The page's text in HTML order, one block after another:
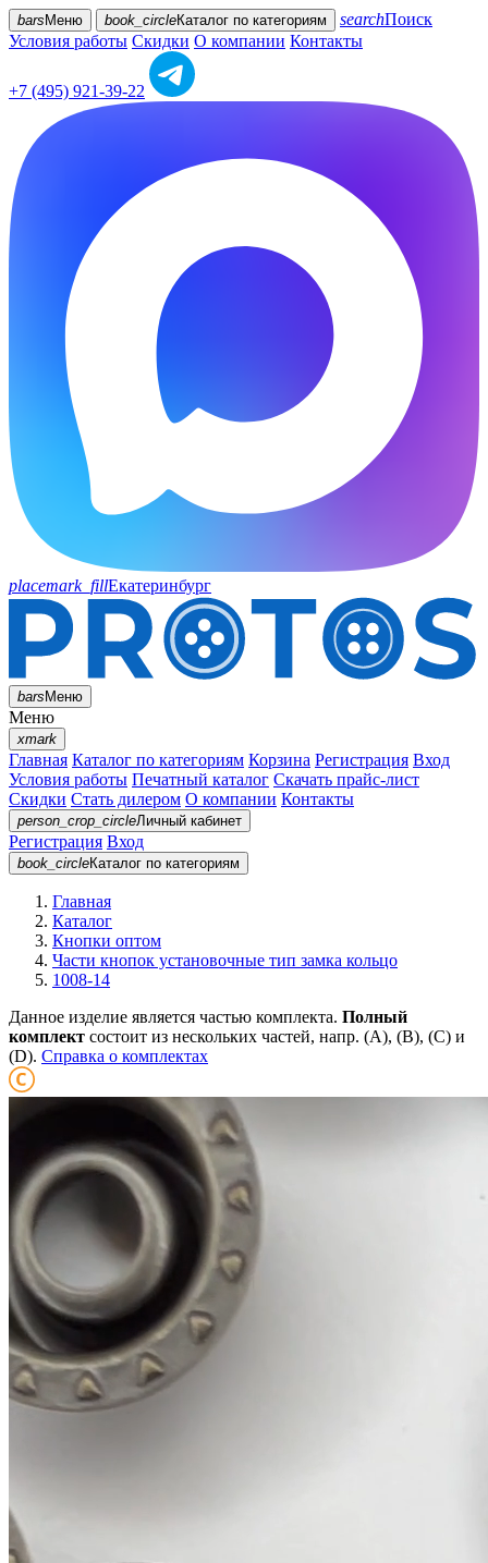
bars Меню book_circleКаталог по категориям searchПоиск
Условия работы Скидки О компании Контакты
+7 (495) 921-39-22
placemark_fillЕкатеринбург
barsМеню
Меню
xmark
Главная Каталог по категориям Корзина Регистрация Вход
Условия работы Печатный каталог Скачать прайс-лист
Скидки Стать дилером О компании Контакты
person_crop_circleЛичный кабинет
Регистрация Вход
book_circleКаталог по категориям
Главная
Каталог
Кнопки оптом
Части кнопок установочные тип замка кольцо
1008-14
Данное изделие является частью комплекта. Полный
комплект состоит из нескольких частей, напр. (А), (B), (С) и
(D). Справка о комплектах